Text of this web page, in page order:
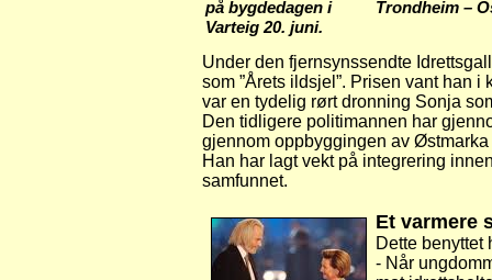
på bygdedagen i
Varteig 20. juni.
Trondheim –
Under den fjernsynssendte
som ”Årets ildsjel”. Prisen vant han
var en tydelig rørt dronning Sonja
Den tidligere politimannen har
gjennom oppbyggingen av Østmarka
Han har lagt vekt på integrering
samfunnet.
Et varmere
Dette benyttet
- Når